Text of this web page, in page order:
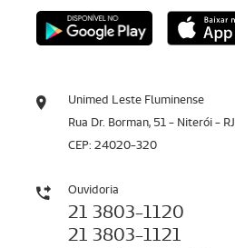
Unimed Leste Fluminense
Rua Dr. Borman, 51 - Niterói - RJ
CEP: 24020-320
Ouvidoria
21 3803-1120
21 3803-1121